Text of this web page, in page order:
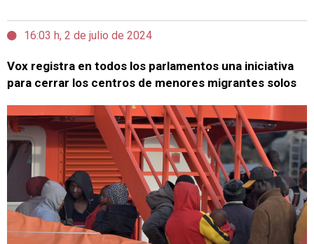
16:03 h, 2 de julio de 2024
Vox registra en todos los parlamentos una iniciativa
para cerrar los centros de menores migrantes solos